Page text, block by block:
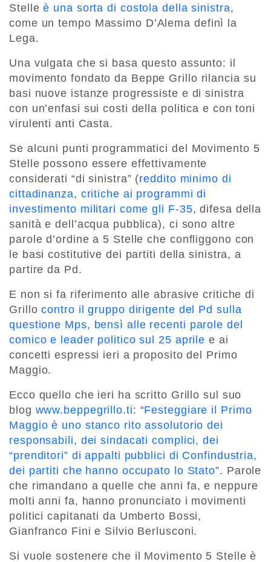
Stelleè una sorta di costola della sinistra,
come un tempo Massimo D’Alema definì la
Lega.
Una vulgata che si basa questo assunto: il
movimento fondato da Beppe Grillo rilancia su
basi nuove istanze progressiste e di sinistra
con un’enfasi sui costi della politica e con toni
virulenti anti Casta.
Se alcuni punti programmatici del Movimento 5
Stelle possono essere effettivamente
considerati “di sinistra” (reddito minimo di
cittadinanza, critiche ai programmi di
investimento militari come gli F-35, difesa della
sanità e dell’acqua pubblica), ci sono altre
parole d’ordine a 5 Stelle che confliggono con
le basi costitutive dei partiti della sinistra, a
partire da Pd.
E non si fa riferimento alle abrasive critiche di
Grillocontro il gruppo dirigente del Pd sulla
questione Mps, bensì alle recenti parole del
comico e leader politico sul 25 aprile e ai
concetti espressi ieri a proposito del Primo
Maggio.
Ecco quello che ieri ha scritto Grillo sul suo
blog www.beppegrillo.ti: “Festeggiare il Primo
Maggio è uno stanco rito assolutorio dei
responsabili, dei sindacati complici, dei
“prenditori” di appalti pubblici di Confindustria,
dei partiti che hanno occupato lo Stato”. Parole
che rimandano a quelle che anni fa, e neppure
molti anni fa, hanno pronunciato i movimenti
politici capitanati da Umberto Bossi,
Gianfranco Fini e Silvio Berlusconi.
Si vuole sostenere che il Movimento 5 Stelle è